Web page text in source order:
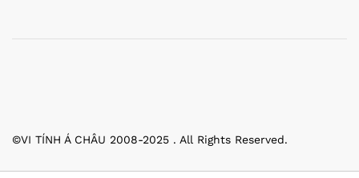
©VI TÍNH Á CHÂU 2008-2025 . All Rights Reserved.